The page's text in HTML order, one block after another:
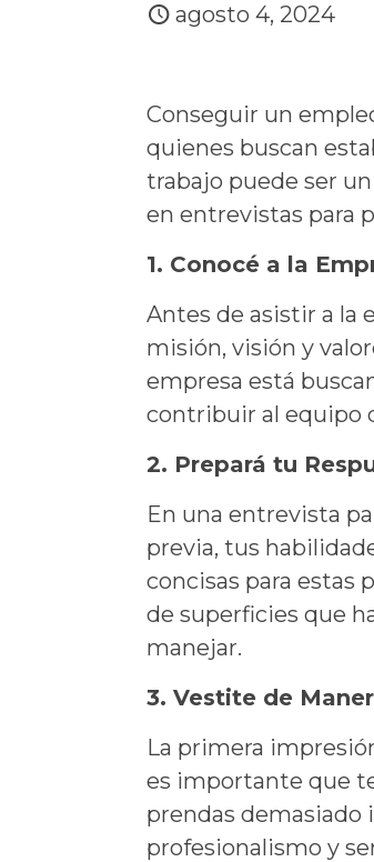
agosto 4, 2024
Conseguir un
quienes buscan
trabajo puede ser
en entrevistas para
1. Conocé a la
Antes de asistir a la
misión, visión y
empresa está
contribuir al equipo
2. Prepará tu
En una entrevista
previa, tus
concisas para estas
de superficies que
manejar.
3. Vestite de
La primera
es importante que
prendas demasiado
profesionalismo y